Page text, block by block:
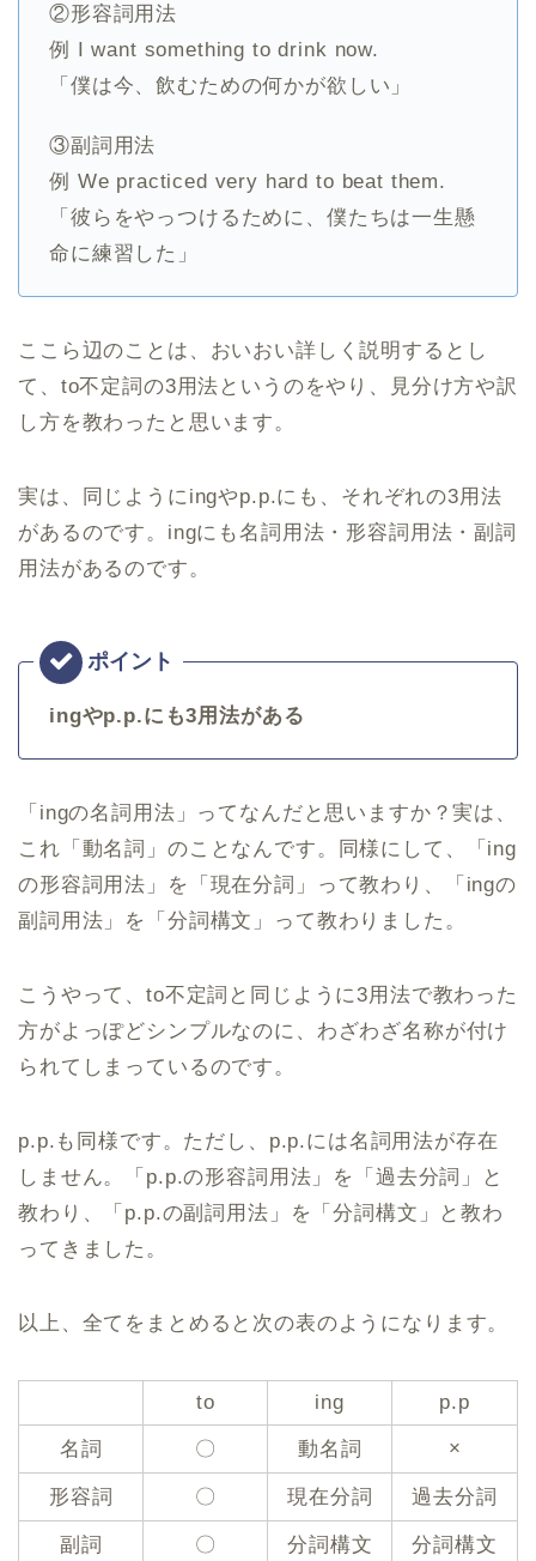
②形容詞用法
例 I want something to drink now.
「僕は今、飲むための何かが欲しい」
③副詞用法
例 We practiced very hard to beat them.
「彼らをやっつけるために、僕たちは一生懸
命に練習した」
ここら辺のことは、おいおい詳しく説明するとし
て、to不定詞の3用法というのをやり、見分け方や訳
し方を教わったと思います。
実は、同じようにingやp.p.にも、それぞれの3用法
があるのです。ingにも名詞用法・形容詞用法・副詞
用法があるのです。
ingやp.p.にも3用法がある
「ingの名詞用法」ってなんだと思いますか？実は、
これ「動名詞」のことなんです。同様にして、「ing
の形容詞用法」を「現在分詞」って教わり、「ingの
副詞用法」を「分詞構文」って教わりました。
こうやって、to不定詞と同じように3用法で教わった
方がよっぽどシンプルなのに、わざわざ名称が付け
られてしまっているのです。
p.p.も同様です。ただし、p.p.には名詞用法が存在
しません。「p.p.の形容詞用法」を「過去分詞」と
教わり、「p.p.の副詞用法」を「分詞構文」と教わ
ってきました。
以上、全てをまとめると次の表のようになります。
to ing p.p
名詞 〇 動名詞 ×
形容詞 〇 現在分詞 過去分詞
副詞 〇 分詞構文 分詞構文